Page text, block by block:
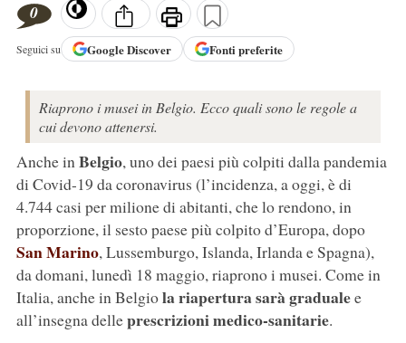
0
Seguici su GoogleDiscover Fonti preferite
Riaprono i musei in Belgio. Ecco quali sono le regole a
cui devono attenersi.
Anche inBelgio, uno dei paesi più colpiti dalla pandemia
di Covid-19 da coronavirus (l’incidenza, a oggi, è di
4.744 casi per milione di abitanti, che lo rendono, in
proporzione, il sesto paese più colpito d’Europa, dopo
San Marino, Lussemburgo, Islanda, Irlanda e Spagna),
da domani, lunedì 18 maggio, riaprono i musei. Come in
Italia, anche in Belgiola riapertura sarà gradualee
all’insegna delleprescrizioni medico-sanitarie.